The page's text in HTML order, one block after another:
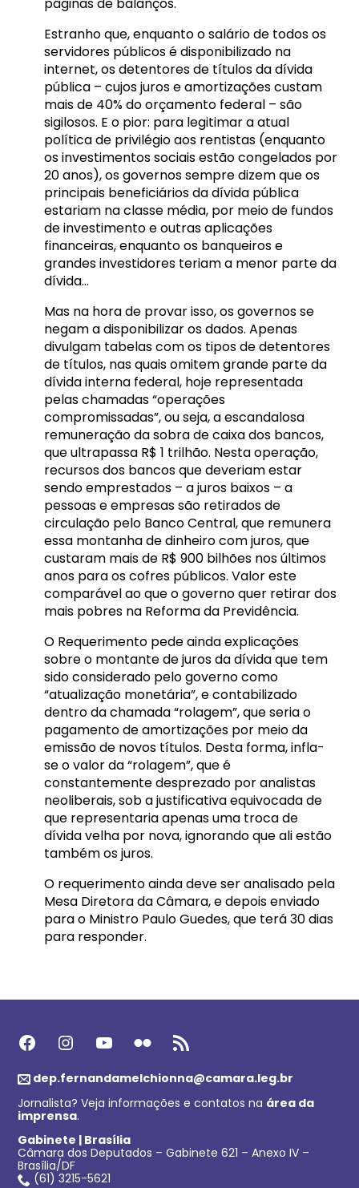
páginas de balanços.
Estranho que, enquanto o salário de todos os
servidores públicos é disponibilizado na
internet, os detentores de títulos da dívida
pública – cujos juros e amortizações custam
mais de 40% do orçamento federal – são
sigilosos. E o pior: para legitimar a atual
política de privilégio aos rentistas (enquanto
os investimentos sociais estão congelados por
20 anos), os governos sempre dizem que os
principais beneficiários da dívida pública
estariam na classe média, por meio de fundos
de investimento e outras aplicações
financeiras, enquanto os banqueiros e
grandes investidores teriam a menor parte da
dívida…
Mas na hora de provar isso, os governos se
negam a disponibilizar os dados. Apenas
divulgam tabelas com os tipos de detentores
de títulos, nas quais omitem grande parte da
dívida interna federal, hoje representada
pelas chamadas “operações
compromissadas”, ou seja, a escandalosa
remuneração da sobra de caixa dos bancos,
que ultrapassa R$ 1 trilhão. Nesta operação,
recursos dos bancos que deveriam estar
sendo emprestados – a juros baixos – a
pessoas e empresas são retirados de
circulação pelo Banco Central, que remunera
essa montanha de dinheiro com juros, que
custaram mais de R$ 900 bilhões nos últimos
anos para os cofres públicos. Valor este
comparável ao que o governo quer retirar dos
mais pobres na Reforma da Previdência.
O Requerimento pede ainda explicações
sobre o montante de juros da dívida que tem
sido considerado pelo governo como
“atualização monetária”, e contabilizado
dentro da chamada “rolagem”, que seria o
pagamento de amortizações por meio da
emissão de novos títulos. Desta forma, infla-
se o valor da “rolagem”, que é
constantemente desprezado por analistas
neoliberais, sob a justificativa equivocada de
que representaria apenas uma troca de
dívida velha por nova, ignorando que ali estão
também os juros.
O requerimento ainda deve ser analisado pela
Mesa Diretora da Câmara, e depois enviado
para o Ministro Paulo Guedes, que terá 30 dias
para responder.
Facebook Instagram Youtube Flickr Feed RSS
dep.fernandamelchionna@camara.leg.br
Jornalista? Veja informações e contatos na área da
imprensa.
Gabinete | Brasília
Câmara dos Deputados – Gabinete 621 – Anexo IV –
Brasília/DF
(61) 3215-5621